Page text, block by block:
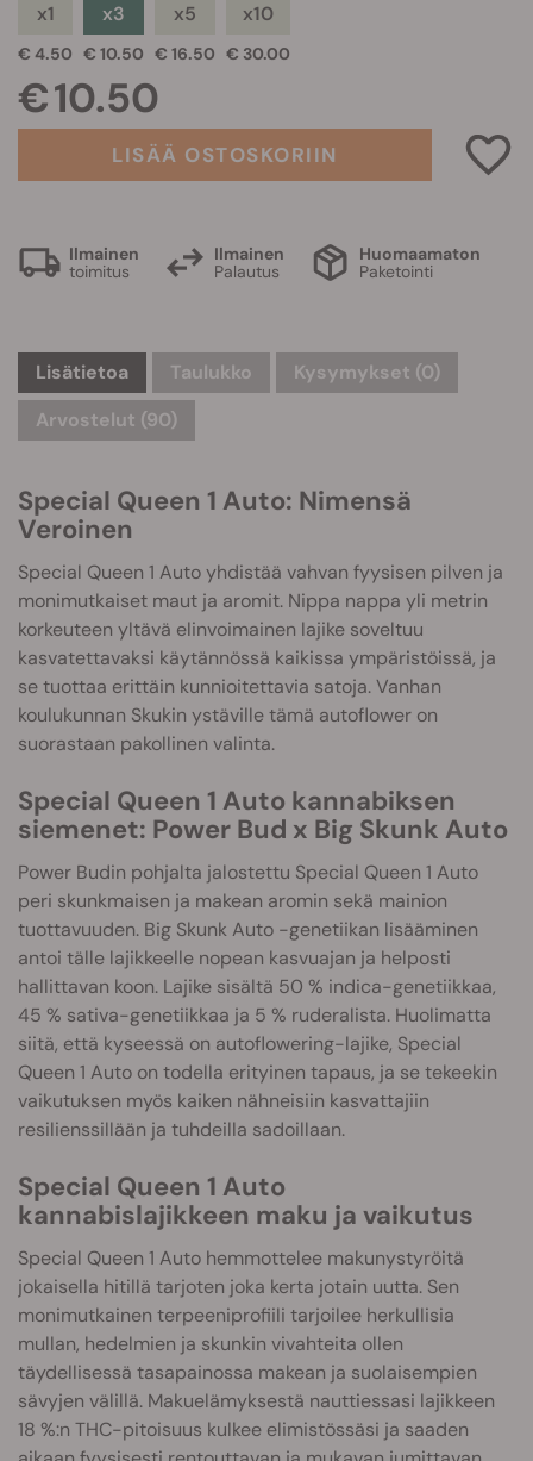
x1
€ 4.50
x3
€ 10.50
x5
€ 16.50
x10
€ 30.00
€ 10.50
LISÄÄ OSTOSKORIIN
Ilmainen
toimitus
Ilmainen
Palautus
Huomaamaton
Paketointi
Lisätietoa Taulukko Kysymykset (0)
Arvostelut (90)
Special Queen 1 Auto: Nimensä
Veroinen
Special Queen 1 Auto yhdistää vahvan fyysisen pilven ja
monimutkaiset maut ja aromit. Nippa nappa yli metrin
korkeuteen yltävä elinvoimainen lajike soveltuu
kasvatettavaksi käytännössä kaikissa ympäristöissä, ja
se tuottaa erittäin kunnioitettavia satoja. Vanhan
koulukunnan Skukin ystäville tämä autoflower on
suorastaan pakollinen valinta.
Special Queen 1 Auto kannabiksen
siemenet: Power Bud x Big Skunk Auto
Power Budin pohjalta jalostettu Special Queen 1 Auto
peri skunkmaisen ja makean aromin sekä mainion
tuottavuuden. Big Skunk Auto -genetiikan lisääminen
antoi tälle lajikkeelle nopean kasvuajan ja helposti
hallittavan koon. Lajike sisältä 50 % indica-genetiikkaa,
45 % sativa-genetiikkaa ja 5 % ruderalista. Huolimatta
siitä, että kyseessä on autoflowering-lajike, Special
Queen 1 Auto on todella erityinen tapaus, ja se tekeekin
vaikutuksen myös kaiken nähneisiin kasvattajiin
resilienssillään ja tuhdeilla sadoillaan.
Special Queen 1 Auto
kannabislajikkeen maku ja vaikutus
Special Queen 1 Auto hemmottelee makunystyröitä
jokaisella hitillä tarjoten joka kerta jotain uutta. Sen
monimutkainen terpeeniprofiili tarjoilee herkullisia
mullan, hedelmien ja skunkin vivahteita ollen
täydellisessä tasapainossa makean ja suolaisempien
sävyjen välillä. Makuelämyksestä nauttiessasi lajikkeen
18 %:n THC-pitoisuus kulkee elimistössäsi ja saaden